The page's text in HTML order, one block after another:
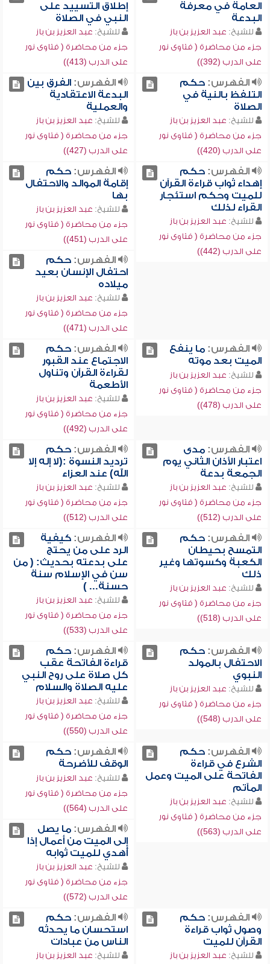
العامة في معرفة
البدعة
للشيخ: عبد العزيز بن باز
جزء من محاضرة ( فتاوى نور
على الدرب (392))
إطلاق التسييد على
النبي في الصلاة
للشيخ: عبد العزيز بن باز
جزء من محاضرة ( فتاوى نور
على الدرب (413))
الفهرس:حكم
التلفظ بالنية في
الصلاة
للشيخ: عبد العزيز بن باز
جزء من محاضرة ( فتاوى نور
على الدرب (420))
الفهرس:الفرق بين
البدعة الاعتقادية
والعملية
للشيخ: عبد العزيز بن باز
جزء من محاضرة ( فتاوى نور
على الدرب (427))
الفهرس:حكم
إهداء ثواب قراءة القرآن
للميت وحكم استئجار
القراء لذلك
للشيخ: عبد العزيز بن باز
جزء من محاضرة ( فتاوى نور
على الدرب (442))
الفهرس:حكم
إقامة الموالد والاحتفال
بها
للشيخ: عبد العزيز بن باز
جزء من محاضرة ( فتاوى نور
على الدرب (451))
الفهرس:حكم
احتفال الإنسان بعيد
ميلاده
للشيخ: عبد العزيز بن باز
جزء من محاضرة ( فتاوى نور
على الدرب (471))
الفهرس:ما ينفع
الميت بعد موته
للشيخ: عبد العزيز بن باز
جزء من محاضرة ( فتاوى نور
على الدرب (478))
الفهرس:حكم
الاجتماع عند القبور
لقراءة القرآن وتناول
الأطعمة
للشيخ: عبد العزيز بن باز
جزء من محاضرة ( فتاوى نور
على الدرب (492))
الفهرس:مدى
اعتبار الأذان الثاني يوم
الجمعة بدعة
للشيخ: عبد العزيز بن باز
جزء من محاضرة ( فتاوى نور
على الدرب (512))
الفهرس:حكم
ترديد النسوة :(لا إله إلا
الله) عند العزاء
للشيخ: عبد العزيز بن باز
جزء من محاضرة ( فتاوى نور
على الدرب (512))
الفهرس:حكم
التمسح بحيطان
الكعبة وكسوتها وغير
ذلك
للشيخ: عبد العزيز بن باز
جزء من محاضرة ( فتاوى نور
على الدرب (518))
الفهرس:كيفية
الرد على من يحتج
على بدعته بحديث: ( من
سن في الإسلام سنة
حسنة... )
للشيخ: عبد العزيز بن باز
جزء من محاضرة ( فتاوى نور
على الدرب (533))
الفهرس:حكم
الاحتفال بالمولد
النبوي
للشيخ: عبد العزيز بن باز
جزء من محاضرة ( فتاوى نور
على الدرب (548))
الفهرس:حكم
قراءة الفاتحة عقب
كل صلاة على روح النبي
عليه الصلاة والسلام
للشيخ: عبد العزيز بن باز
جزء من محاضرة ( فتاوى نور
على الدرب (550))
الفهرس:حكم
الشرع في قراءة
الفاتحة على الميت وعمل
المآتم
للشيخ: عبد العزيز بن باز
جزء من محاضرة ( فتاوى نور
على الدرب (563))
الفهرس:حكم
الوقف للأضرحة
للشيخ: عبد العزيز بن باز
جزء من محاضرة ( فتاوى نور
على الدرب (564))
الفهرس:ما يصل
إلى الميت من أعمال إذا
أُهدي للميت ثوابه
للشيخ: عبد العزيز بن باز
جزء من محاضرة ( فتاوى نور
على الدرب (572))
الفهرس:حكم
وصول ثواب قراءة
القرآن للميت
للشيخ: عبد العزيز بن باز
الفهرس:حكم
استحسان ما يحدثه
الناس من عبادات
للشيخ: عبد العزيز بن باز